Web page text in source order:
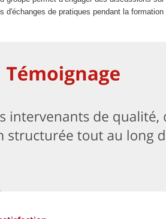
d'échanges de pratiques pendant la